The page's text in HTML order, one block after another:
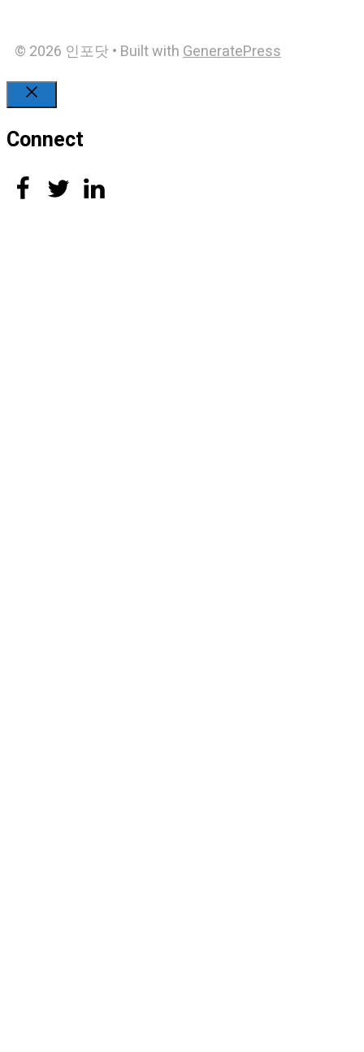
© 2026 인포닷• Built withGeneratePress
Connect